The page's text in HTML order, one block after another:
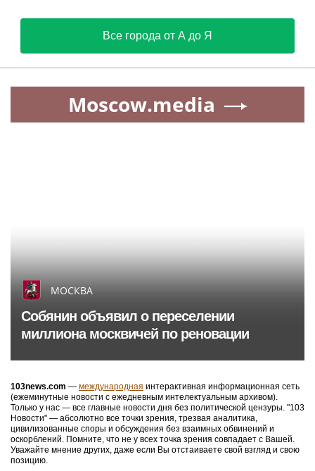
Все города от А до Я
Moscow.media
МОСКВА
Собянин объявил о переселении
миллиона москвичей по реновации
103news.com — международная интерактивная информационная сеть
(ежеминутные новости с ежедневным интелектуальным архивом).
Только у нас — все главные новости дня без политической цензуры. "103
Новости" — абсолютно все точки зрения, трезвая аналитика,
цивилизованные споры и обсуждения без взаимных обвинений и
оскорблений. Помните, что не у всех точка зрения совпадает с Вашей.
Уважайте мнение других, даже если Вы отстаиваете свой взгляд и свою
позицию.